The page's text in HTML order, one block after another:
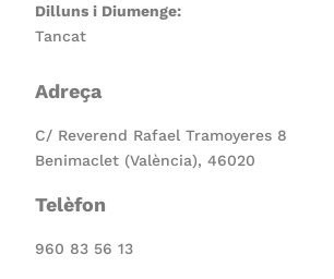
Dilluns i Diumenge:
Tancat
Adreça
C/ Reverend Rafael Tramoyeres 8
Benimaclet (València), 46020
Telèfon
960 83 56 13